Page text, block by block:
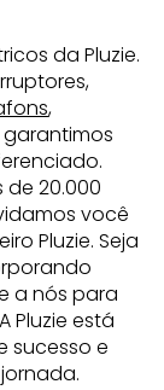
da Pluzie.
,
garantimos
de 20.000
você
Pluzie. Seja
a nós para
Pluzie está
sucesso e